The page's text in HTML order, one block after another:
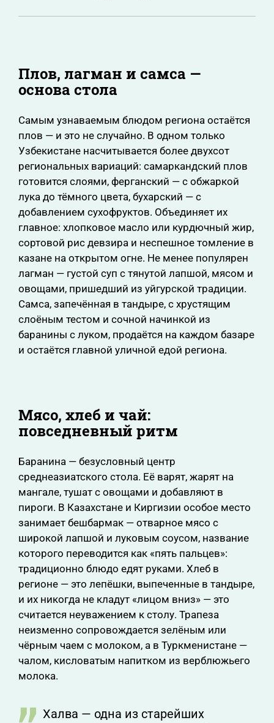
Плов, лагман и самса —
основа стола
Самым узнаваемым блюдом региона остаётся
плов — и это не случайно. В одном только
Узбекистане насчитывается более двухсот
региональных вариаций: самаркандский плов
готовится слоями, ферганский — с обжаркой
лука до тёмного цвета, бухарский — с
добавлением сухофруктов. Объединяет их
главное: хлопковое масло или курдючный жир,
сортовой рис девзира и неспешное томление в
казане на открытом огне. Не менее популярен
лагман — густой суп с тянутой лапшой, мясом и
овощами, пришедший из уйгурской традиции.
Самса, запечённая в тандыре, с хрустящим
слоёным тестом и сочной начинкой из
баранины с луком, продаётся на каждом базаре
и остаётся главной уличной едой региона.
Мясо, хлеб и чай:
повседневный ритм
Баранина — безусловный центр
среднеазиатского стола. Её варят, жарят на
мангале, тушат с овощами и добавляют в
пироги. В Казахстане и Киргизии особое место
занимает бешбармак — отварное мясо с
широкой лапшой и луковым соусом, название
которого переводится как «пять пальцев»:
традиционно блюдо едят руками. Хлеб в
регионе — это лепёшки, выпеченные в тандыре,
и их никогда не кладут «лицом вниз» — это
считается неуважением к столу. Трапеза
неизменно сопровождается зелёным или
чёрным чаем с молоком, а в Туркменистане —
чалом, кисловатым напитком из верблюжьего
молока.
Халва — одна из старейших